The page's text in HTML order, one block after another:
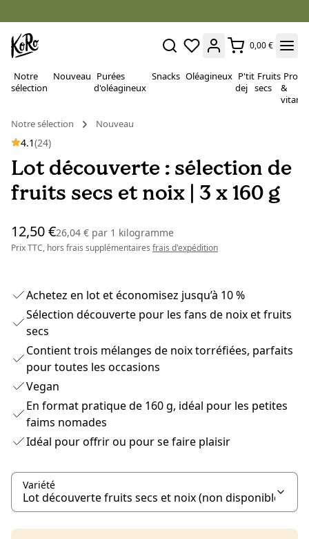
0,00 €
Notre
sélection
Nouveau Purées
d'oléagineux
Snacks Oléagineux P'tit
dej
Fruits
secs
&
Notre sélection
Nouveau
4.1(24)
Lot découverte : sélection de
fruits secs et noix | 3 x 160 g
12,50 €26,04 € par 1 kilogramme
Prix TTC, hors frais supplémentaires frais d'expédition
Achetez en lot et économisez jusqu’à 10 %
Sélection découverte pour les fans de noix et fruits
secs
Contient trois mélanges de noix torréfiées, parfaits
pour toutes les occasions
Vegan
En format pratique de 160 g, idéal pour les petites
faims nomades
Idéal pour offrir ou pour se faire plaisir
Variété